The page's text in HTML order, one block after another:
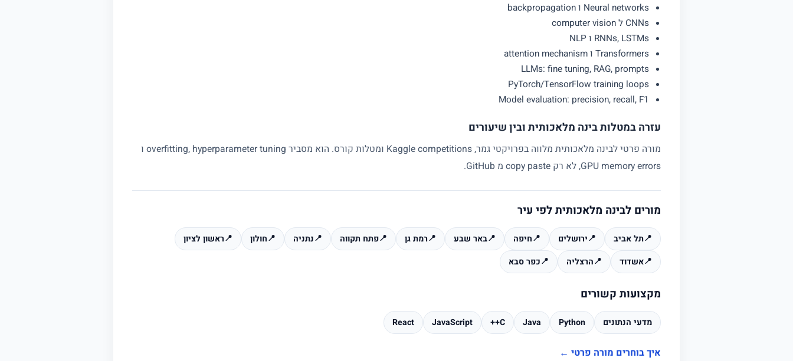
Neural networks ו backpropagation
CNNs ל computer vision
RNNs, LSTMs ו NLP
Transformers ו attention mechanism
LLMs: fine tuning, RAG, prompts
PyTorch/TensorFlow training loops
Model evaluation: precision, recall, F1
עזרה במטלות בינה מלאכותית ובין שיעורים
מורה פרטי לבינה מלאכותית מלווה בפרויקטי גמר, Kaggle competitions ומטלות קורס. הוא מסביר overfitting, hyperparameter tuning ו
GPU memory errors, לא רק copy paste מ GitHub.
מורים לבינה מלאכותית לפי עיר
📍תל אביב 📍ירושלים 📍חיפה 📍באר שבע 📍רמת גן 📍פתח תקווה 📍נתניה 📍חולון 📍ראשון לציון
📍אשדוד 📍הרצליה 📍כפר סבא
מקצועות קשורים
מדעי הנתונים Python
Java
C++
JavaScript
React
איך בוחרים מורה פרטי ←